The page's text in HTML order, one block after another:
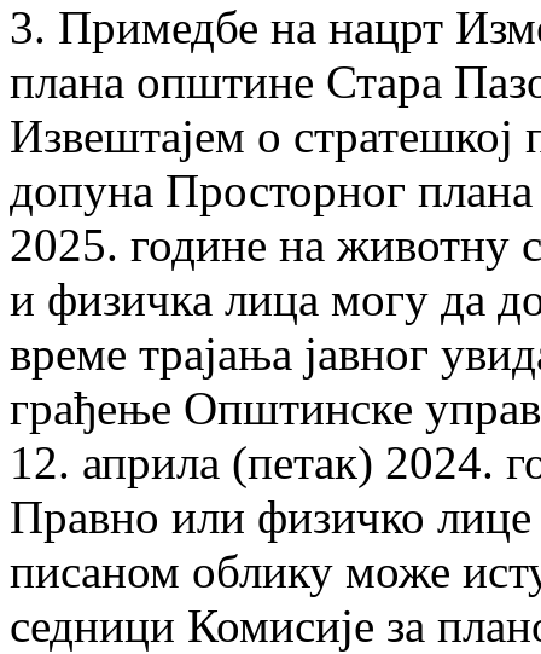
3. Примедбе на нацрт
плана општине Стара
Извештајем о стратешкој
допуна Просторног
2025. године на животну
и физичка лица могу да
време трајања јавног
грађење Општинске
12. априла (петак) 2024.
Правно или физичко лице
писаном облику може
седници Комисије за